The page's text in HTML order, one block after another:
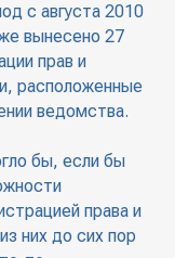
с августа 2010
вынесено 27
прав и
расположенные
ведомства.
бы, если бы
права и
них до сих пор